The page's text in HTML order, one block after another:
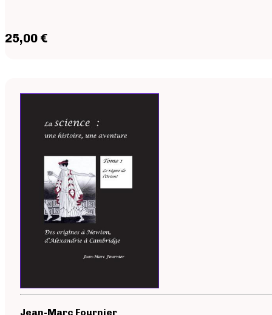
25,00 €
Jean-Marc Fournier